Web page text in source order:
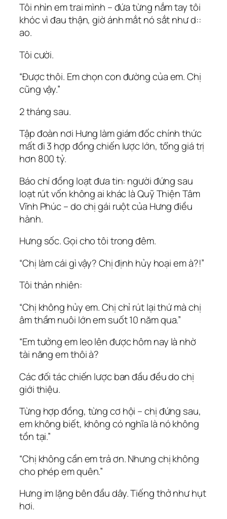
Tôi nhìn em trai mình – đứa từng nắm tay tôi
khóc vì đau thận, giờ ánh mắt nó sắt như d::
ao.
Tôi cười.
“Được thôi. Em chọn con đường của em. Chị
cũng vậy.”
2 tháng sau.
Tập đoàn nơi Hưng làm giám đốc chính thức
mất đi 3 hợp đồng chiến lược lớn, tổng giá trị
hơn 800 tỷ.
Báo chí đồng loạt đưa tin: người đứng sau
loạt rút vốn không ai khác là Quỹ Thiện Tâm
Vĩnh Phúc – do chị gái ruột của Hưng điều
hành.
Hưng sốc. Gọi cho tôi trong đêm.
“Chị làm cái gì vậy? Chị định hủy hoại em à?!”
Tôi thản nhiên:
“Chị không hủy em. Chị chỉ rút lại thứ mà chị
âm thầm nuôi lớn em suốt 10 năm qua.”
“Em tưởng em leo lên được hôm nay là nhờ
tài năng em thôi à?
Các đối tác chiến lược ban đầu đều do chị
giới thiệu.
Từng hợp đồng, từng cơ hội – chị đứng sau,
em không biết, không có nghĩa là nó không
tồn tại.”
“Chị không cần em trả ơn. Nhưng chị không
cho phép em quên.”
Hưng im lặng bên đầu dây. Tiếng thở như hụt
hơi.